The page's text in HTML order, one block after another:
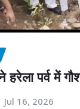
पर्व में
Jul 16, 2026